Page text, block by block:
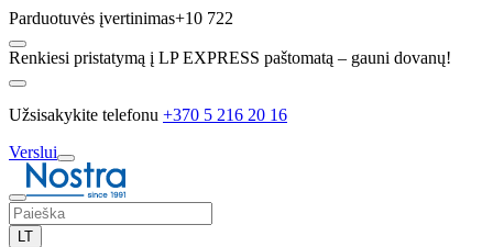
Parduotuvės įvertinimas+10 722
Renkiesi pristatymą į LP EXPRESS paštomatą – gauni dovanų!
Užsisakykite telefonu +370 5 216 20 16
Verslui
LT